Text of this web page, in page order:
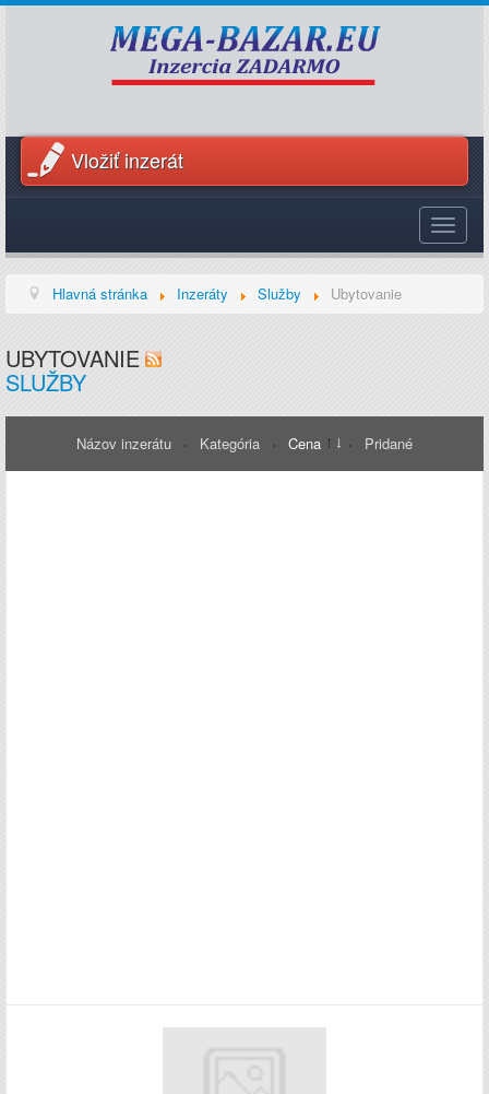
Vložiť inzerát
Toggle
Hlavná stránka Inzeráty Služby Ubytovanie
UBYTOVANIE
SLUŽBY
Názov inzerátu Kategória Cena Pridané